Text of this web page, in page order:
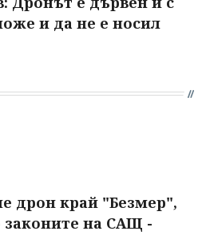
и да не е носил
дрон край "Безмер",
на САЩ -